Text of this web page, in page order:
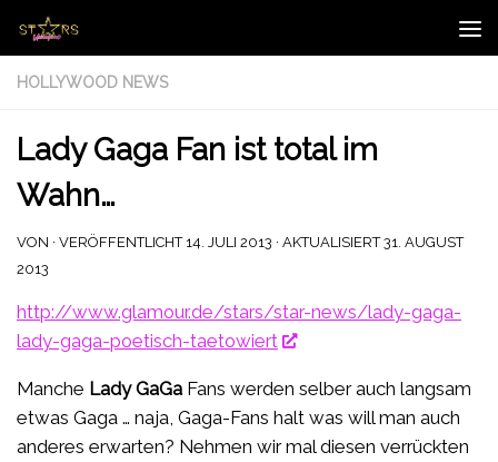
Zum Inhalt springen
HOLLYWOOD NEWS
Lady Gaga Fan ist total im
Wahn…
VON · VERÖFFENTLICHT 14. JULI 2013 · AKTUALISIERT31. AUGUST
2013
http://www.glamour.de/stars/star-news/lady-gaga-
lady-gaga-poetisch-taetowiert
Manche Lady GaGa Fans werden selber auch langsam
etwas Gaga … naja, Gaga-Fans halt was will man auch
anderes erwarten? Nehmen wir mal diesen verrückten